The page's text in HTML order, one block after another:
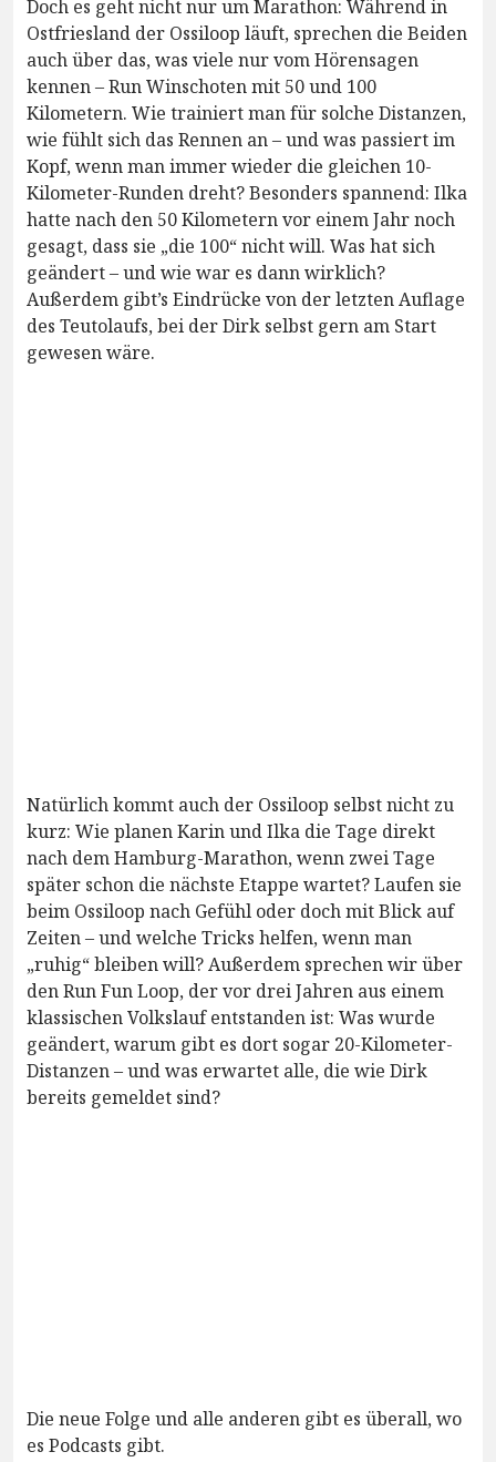
Doch es geht nicht nur um Marathon: Während in
Ostfriesland der Ossiloop läuft, sprechen die Beiden
auch über das, was viele nur vom Hörensagen
kennen – Run Winschoten mit 50 und 100
Kilometern. Wie trainiert man für solche Distanzen,
wie fühlt sich das Rennen an – und was passiert im
Kopf, wenn man immer wieder die gleichen 10-
Kilometer-Runden dreht? Besonders spannend: Ilka
hatte nach den 50 Kilometern vor einem Jahr noch
gesagt, dass sie „die 100“ nicht will. Was hat sich
geändert – und wie war es dann wirklich?
Außerdem gibt’s Eindrücke von der letzten Auflage
des Teutolaufs, bei der Dirk selbst gern am Start
gewesen wäre.
Natürlich kommt auch der Ossiloop selbst nicht zu
kurz: Wie planen Karin und Ilka die Tage direkt
nach dem Hamburg-Marathon, wenn zwei Tage
später schon die nächste Etappe wartet? Laufen sie
beim Ossiloop nach Gefühl oder doch mit Blick auf
Zeiten – und welche Tricks helfen, wenn man
„ruhig“ bleiben will? Außerdem sprechen wir über
den Run Fun Loop, der vor drei Jahren aus einem
klassischen Volkslauf entstanden ist: Was wurde
geändert, warum gibt es dort sogar 20-Kilometer-
Distanzen – und was erwartet alle, die wie Dirk
bereits gemeldet sind?
Die neue Folge und alle anderen gibt es überall, wo
es Podcasts gibt.